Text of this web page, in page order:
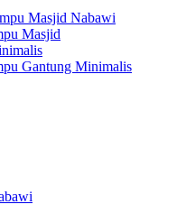
Masjid Nabawi
Masjid
Gantung Minimalis